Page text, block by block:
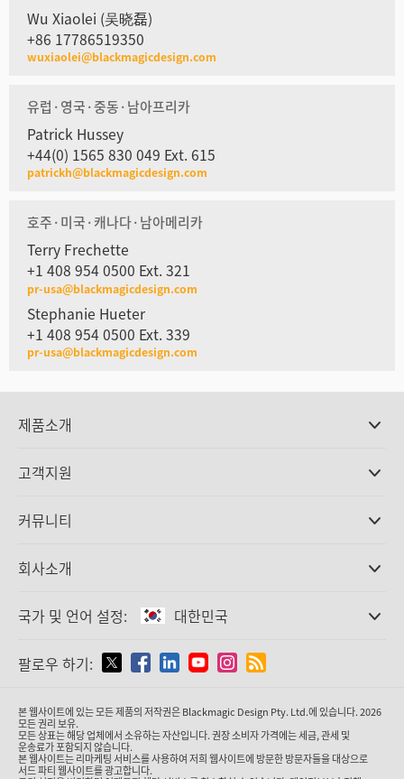
Wu Xiaolei (吴晓磊)
+86 17786519350
wuxiaolei@blackmagicdesign.com
유럽·영국·중동·남아프리카
Patrick Hussey
+44(0) 1565 830 049 Ext. 615
patrickh@blackmagicdesign.com
호주·미국·캐나다·남아메리카
Terry Frechette
+1 408 954 0500 Ext. 321
pr-usa@blackmagicdesign.com
Stephanie Hueter
+1 408 954 0500 Ext. 339
pr-usa@blackmagicdesign.com
제품소개
DaVinci Resolve와 Fusion 소프트웨어
Ultimatte
캡쳐 및 재생
표준 변환
모니터링
네트워크 스토리지
라우팅 및 분배
스트리밍·인코딩
고객지원
고객지원 센터
커뮤니티
회사소개
회사 소개
미디어
국가 및 언어 설정: 대한민국
국가 및 언어를 설정하세요
Australia
팔로우 하기:
본 웹사이트에 있는 모든 제품의 저작권은 Blackmagic Design Pty. Ltd.에 있습니다. 2026
모든 권리 보유.
모든 상표는 해당 업체에서 소유하는 자산입니다. 권장 소비자 가격에는 세금, 관세 및
운송료가 포함되지 않습니다.
본 웹사이트는 리마케팅 서비스를 사용하여 저희 웹사이트에 방문한 방문자들을 대상으로
서드 파티 웹사이트를 광고합니다.